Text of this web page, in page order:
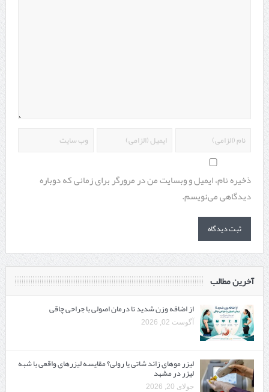
ذخیره نام، ایمیل و وبسایت من در مرورگر برای زمانی که دوباره
دیدگاهی می‌نویسم.
آخرین مطالب
از اضافه وزن شدید تا درمان اصولی با جراحی چاقی
آگوست 02, 2026
لیزر موهای زائد شاتی یا رولی؟ مقایسه لیزرهای واقعی با شبه‌
لیزر در مشهد
جولای 20, 2026